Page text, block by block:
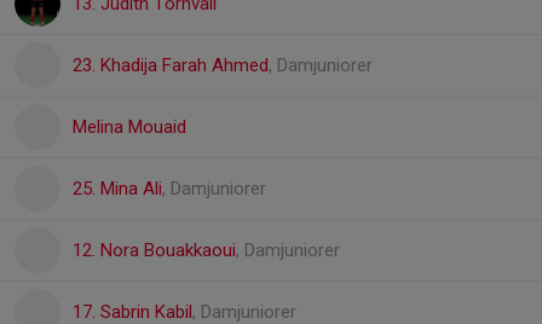
23. Khadija Farah Ahmed, Damjuniorer
Melina Mouaid
25. Mina Ali, Damjuniorer
12. Nora Bouakkaoui, Damjuniorer
17. Sabrin Kabil, Damjuniorer